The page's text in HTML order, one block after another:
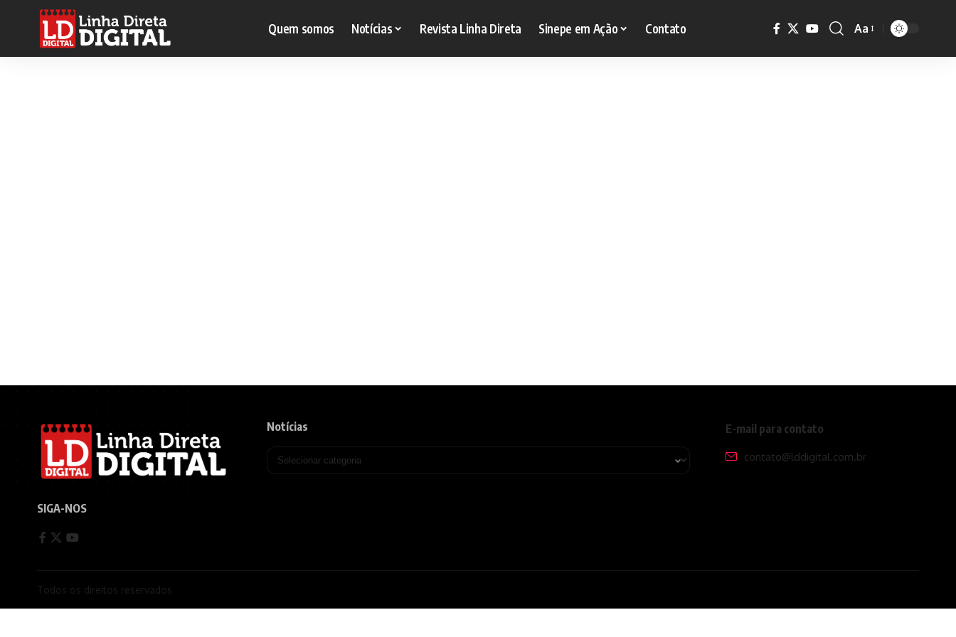
Quem somos Notícias Revista Linha Direta Sinepe em Ação Contato Aa
SIGA-NOS
Notícias E-mail para contato
contato@lddigital.com.br
Todos os direitos reservados